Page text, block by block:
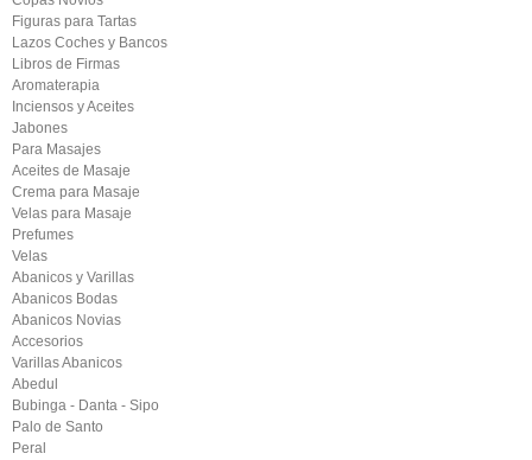
Figuras para Tartas
Lazos Coches y Bancos
Libros de Firmas
Aromaterapia
Inciensos y Aceites
Jabones
Para Masajes
Aceites de Masaje
Crema para Masaje
Velas para Masaje
Prefumes
Velas
Abanicos y Varillas
Abanicos Bodas
Abanicos Novias
Accesorios
Varillas Abanicos
Abedul
Bubinga - Danta - Sipo
Palo de Santo
Peral